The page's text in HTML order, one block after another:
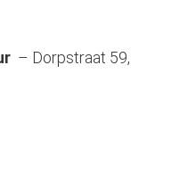
– Dorpstraat 59,